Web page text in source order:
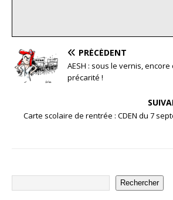
PRÉCÉDENT
AESH : sous le vernis,
précarité !
Carte scolaire de rentrée : CDEN du 7
Rechercher